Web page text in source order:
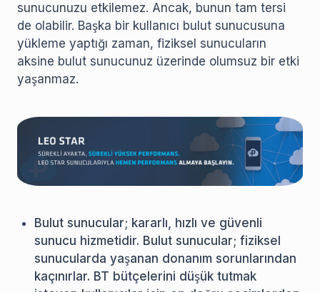
sunucunuzu etkilemez. Ancak, bunun tam tersi
de olabilir. Başka bir kullanıcı bulut sunucusuna
yükleme yaptığı zaman, fiziksel sunucuların
aksine bulut sunucunuz üzerinde olumsuz bir etki
yaşanmaz.
Bulut sunucular; kararlı, hızlı ve güvenli
sunucu hizmetidir. Bulut sunucular; fiziksel
sunucularda yaşanan donanım sorunlarından
kaçınırlar. BT bütçelerini düşük tutmak